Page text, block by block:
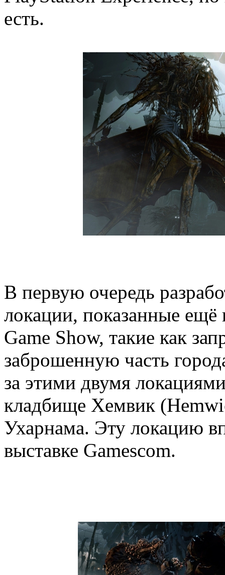
есть.
В первую очередь
локации, показанные
Game Show, такие как
заброшенную часть
за этими двумя
кладбище Хемвик
Ухарнама. Эту локацию
выставке Gamescom.